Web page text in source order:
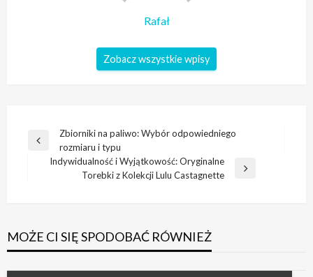
Rafał
Zobacz wszystkie wpisy
Nawigacja
wpisu
Poprzedni
Zbiorniki na paliwo: Wybór odpowiedniego
rozmiaru i typu
Indywidualność i Wyjątkowość: Oryginalne
Torebki z Kolekcji Lulu Castagnette
MOŻE CI SIĘ SPODOBAĆ RÓWNIEŻ